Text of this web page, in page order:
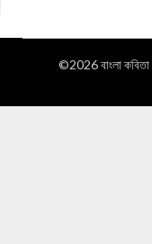
©2026 বাংলা কবিতা